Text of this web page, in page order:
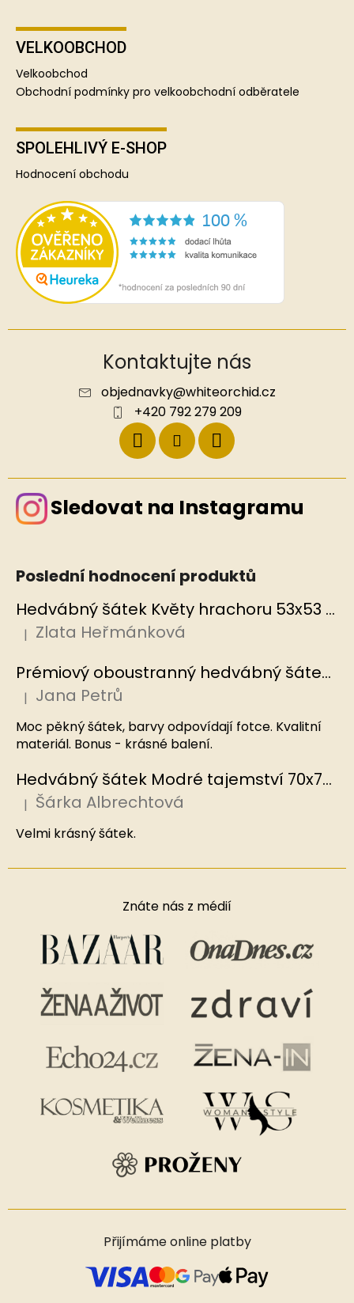
VELKOOBCHOD
Velkoobchod
Obchodní podmínky pro velkoobchodní odběratele
SPOLEHLIVÝ E-SHOP
Hodnocení obchodu
Kontaktujte nás
objednavky@whiteorchid.cz
+420 792 279 209
Sledovat na Instagramu
Poslední hodnocení produktů
Hedvábný šátek Květy hrachoru 53x53 cm v dárkovém balení, HEDVÁBNÝ SVĚT
Hodnocení produktu je 5 z 5 hvězdiček.
| Zlata Heřmánková
Prémiový oboustranný hedvábný šátek Mořský korál, MB
Hodnocení produktu je 5 z 5 hvězdiček.
| Jana Petrů
Moc pěkný šátek, barvy odpovídají fotce. Kvalitní
materiál. Bonus - krásné balení.
Hedvábný šátek Modré tajemství 70x70 cm v dárkovém balení, HEDVÁBNÝ SVĚT
Hodnocení produktu je 5 z 5 hvězdiček.
| Šárka Albrechtová
Velmi krásný šátek.
Znáte nás z médií
Přijímáme online platby